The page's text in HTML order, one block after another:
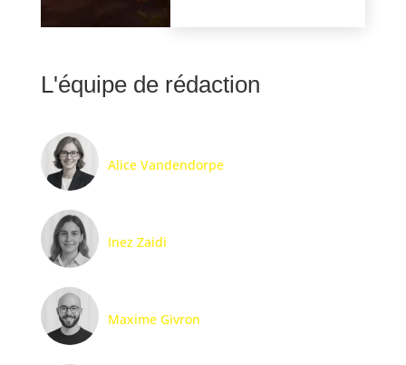
L'équipe de rédaction
Alice Vandendorpe
Inez Zaidi
Maxime Givron